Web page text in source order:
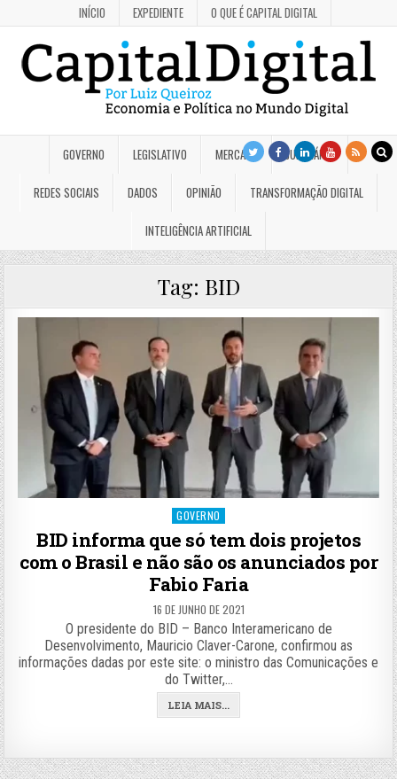
INÍCIO EXPEDIENTE O QUE É CAPITAL DIGITAL
GOVERNO LEGISLATIVO MERCADO JUDICIÁRIO
REDES SOCIAIS DADOS OPINIÃO TRANSFORMAÇÃO DIGITAL
INTELIGÊNCIA ARTIFICIAL
Tag: BID
Posted
GOVERNO
BID informa que só tem dois projetos
com o Brasil e não são os anunciados por
Fabio Faria
16 DE JUNHO DE 2021
O presidente do BID – Banco Interamericano de
Desenvolvimento, Mauricio Claver-Carone, confirmou as
informações dadas por este site: o ministro das Comunicações e
do Twitter,…
LEIA MAIS...